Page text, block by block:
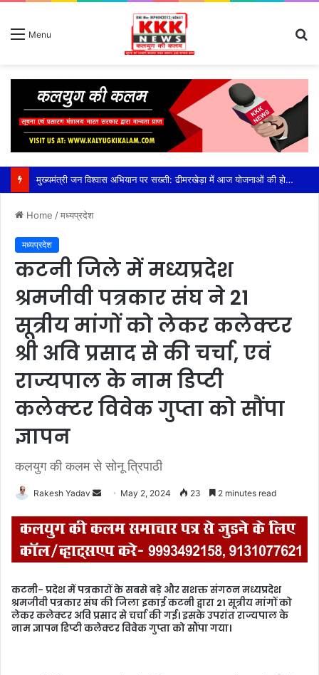
Menu
मुख्यमंत्री जन विश्वास अभियान पर सख्ती: ढीमरखेड़ा में आज योजनाओं की होगी बड़ी समीक्षा, लापरवाही पर रहेगा फोकस,सीईओ युजवेंद्र कोरी की अध्यक्षता में होगी अहम बैठक, सीएम हेल्पलाइन, पीएम आवास, संबल योजना और लंबित विकास कार्यों की होगी विस्तृत समीक्षा
Home /मध्यप्रदेश
मध्यप्रदेश
कटनी जिले में मध्यप्रदेश
श्रमजीवी पत्रकार संघ ने 21
सूत्रीय मांगों को लेकर कलेक्टर
श्री अवि प्रसाद से की चर्चा, एवं
राज्यपाल के नाम डिप्टी
कलेक्टर विवेक गुप्ता को सौंपा
ज्ञापन
कलयुग की कलम से सोनू त्रिपाठी
Rakesh Yadav
n
d
a
e
m
a
May 2, 2024 23 2 minutes read
कटनी- प्रदेश में पत्रकारों के सबसे बड़े और सशक्त संगठन मध्यप्रदेश
श्रमजीवी पत्रकार संघ की जिला इकाई कटनी द्वारा 21 सूत्रीय मांगों को
लेकर कलेक्टर अवि प्रसाद से चर्चा की गई। इसके उपरांत राज्यपाल के
नाम ज्ञापन डिप्टी कलेक्टर विवेक गुप्ता को सौंपा गया।